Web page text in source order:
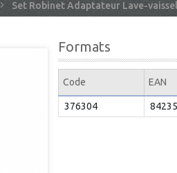
Set Robinet Adaptateur Lave-
Formats
Code EAN
376304